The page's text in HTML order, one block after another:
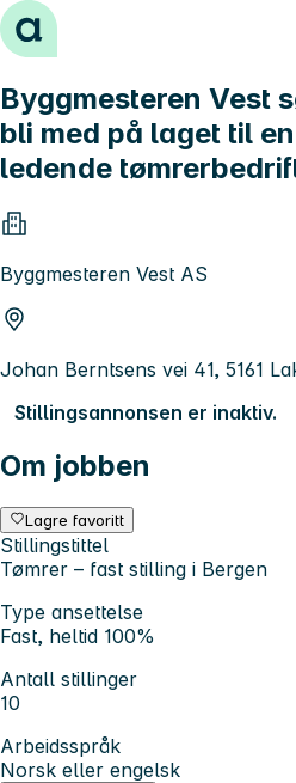
Hopp til innhold
Byggmesteren Vest
bli med på laget til
ledende
Byggmesteren Vest AS
Johan Berntsens vei 41, 5161
Stillingsannonsen er inaktiv.
Om jobben
Lagre favoritt
Stillingstittel
Tømrer – fast stilling i Bergen
Type ansettelse
Fast, heltid 100%
Antall stillinger
10
Arbeidsspråk
Norsk eller engelsk